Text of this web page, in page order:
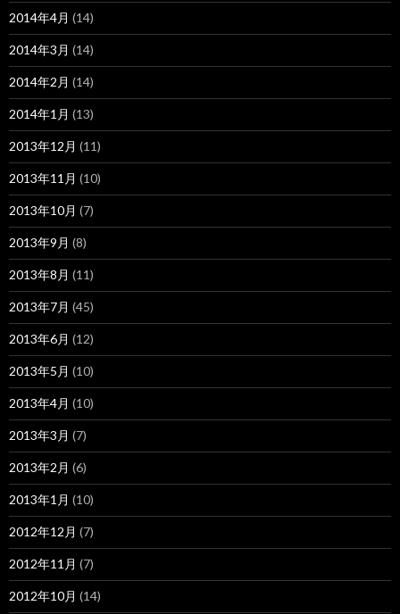
2014年4月 (14)
2014年3月 (14)
2014年2月 (14)
2014年1月 (13)
2013年12月 (11)
2013年11月 (10)
2013年10月 (7)
2013年9月 (8)
2013年8月 (11)
2013年7月 (45)
2013年6月 (12)
2013年5月 (10)
2013年4月 (10)
2013年3月 (7)
2013年2月 (6)
2013年1月 (10)
2012年12月 (7)
2012年11月 (7)
2012年10月 (14)